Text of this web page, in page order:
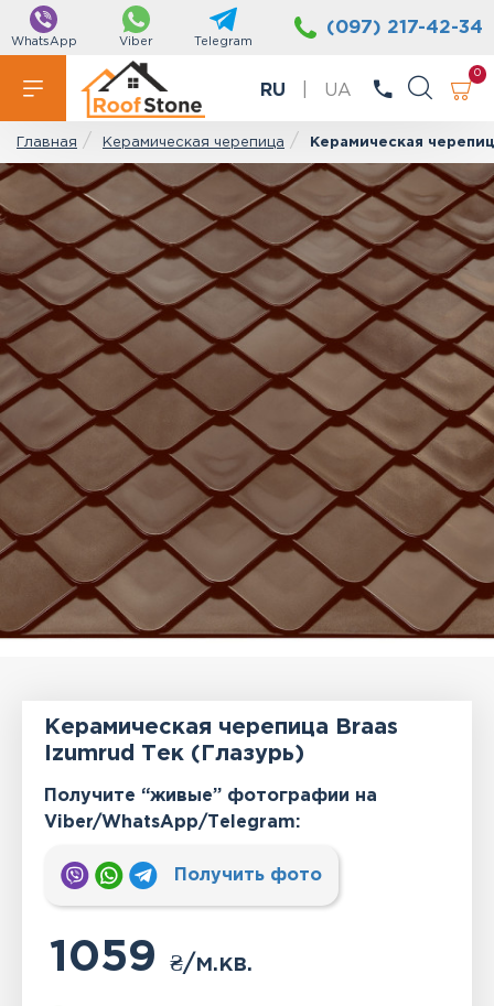
WhatsApp Viber Telegram
(097) 217-42-34
RU UA
0
Главная Керамическая черепица Керамическая
Керамическая черепица Braas
Izumrud Тек (Глазурь)
Получите “живые” фотографии на
Viber/WhatsApp/Тelegram:
Получить фото
1059₴/м.кв.